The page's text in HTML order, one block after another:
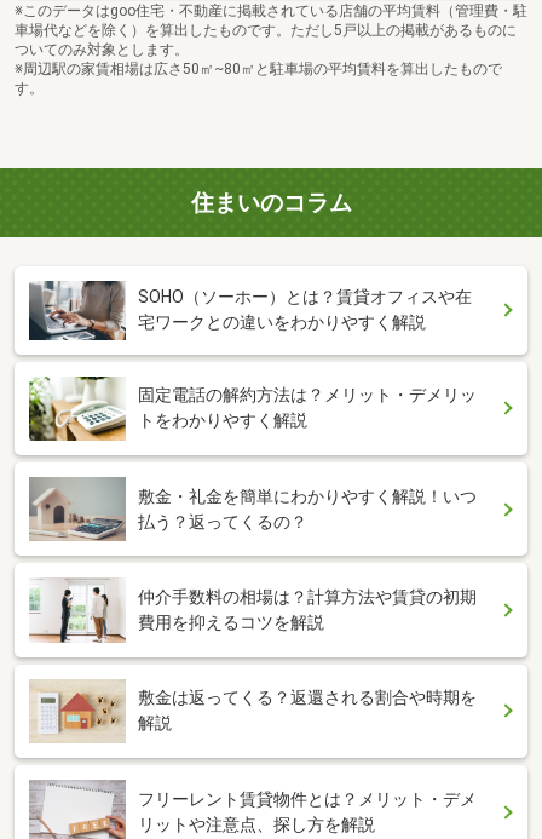
※このデータはgoo住宅・不動産に掲載されている店舗の平均賃料（管理費・駐
車場代などを除く）を算出したものです。ただし5戸以上の掲載があるものに
ついてのみ対象とします。
※周辺駅の家賃相場は広さ50㎡~80㎡と駐車場の平均賃料を算出したもので
す。
住まいのコラム
SOHO（ソーホー）とは？賃貸オフィスや在
宅ワークとの違いをわかりやすく解説
固定電話の解約方法は？メリット・デメリッ
トをわかりやすく解説
敷金・礼金を簡単にわかりやすく解説！いつ
払う？返ってくるの？
仲介手数料の相場は？計算方法や賃貸の初期
費用を抑えるコツを解説
敷金は返ってくる？返還される割合や時期を
解説
フリーレント賃貸物件とは？メリット・デメ
リットや注意点、探し方を解説